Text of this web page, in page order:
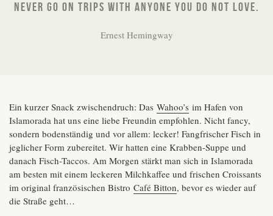
NEVER GO ON TRIPS WITH ANYONE YOU DO NOT LOVE.
Ernest Hemingway
Ein kurzer Snack zwischendruch: Das Wahoo’s im Hafen von
Islamorada hat uns eine liebe Freundin empfohlen. Nicht fancy,
sondern bodenständig und vor allem: lecker! Fangfrischer Fisch in
jeglicher Form zubereitet. Wir hatten eine Krabben-Suppe und
danach Fisch-Taccos. Am Morgen stärkt man sich in Islamorada
am besten mit einem leckeren Milchkaffee und frischen Croissants
im original französischen Bistro Café Bitton, bevor es wieder auf
die Straße geht…